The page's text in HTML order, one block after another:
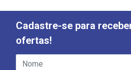
Cadastre-se para
ofertas!